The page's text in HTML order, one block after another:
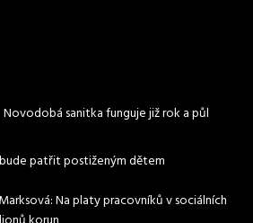
Novodobá sanitka funguje již rok a půl
patřit postiženým dětem
Na platy pracovníků v sociálních